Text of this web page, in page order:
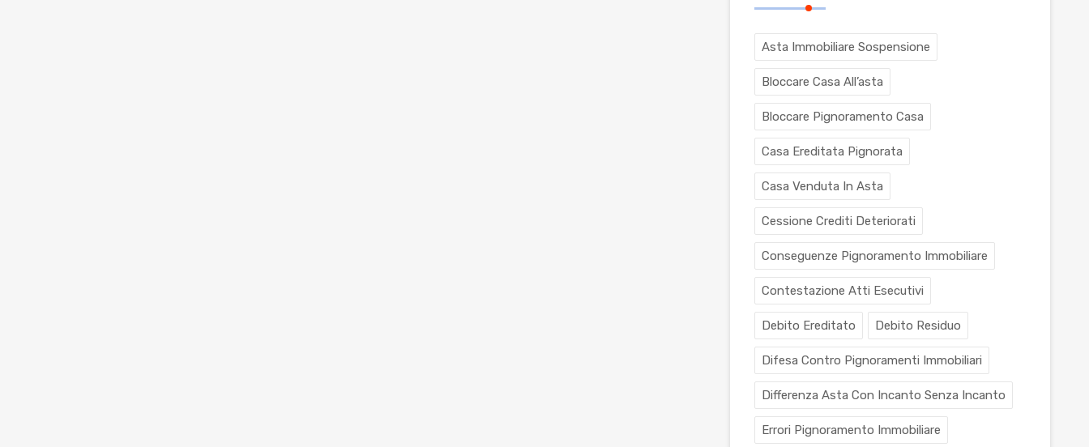
Asta Immobiliare Sospensione
Bloccare Casa All’asta
Bloccare Pignoramento Casa
Casa Ereditata Pignorata
Casa Venduta In Asta
Cessione Crediti Deteriorati
Conseguenze Pignoramento Immobiliare
Contestazione Atti Esecutivi
Debito Ereditato Debito Residuo
Difesa Contro Pignoramenti Immobiliari
Differenza Asta Con Incanto Senza Incanto
Errori Pignoramento Immobiliare